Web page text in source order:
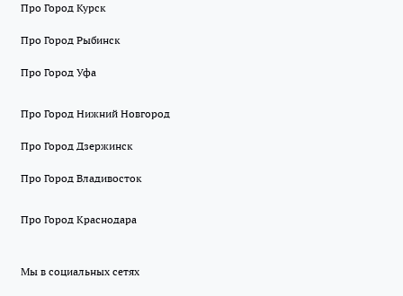
Про Город Курск
Про Город Рыбинск
Про Город Уфа
Про Город Нижний Новгород
Про Город Дзержинск
Про Город Владивосток
Про Город Краснодара
Мы в социальных сетях